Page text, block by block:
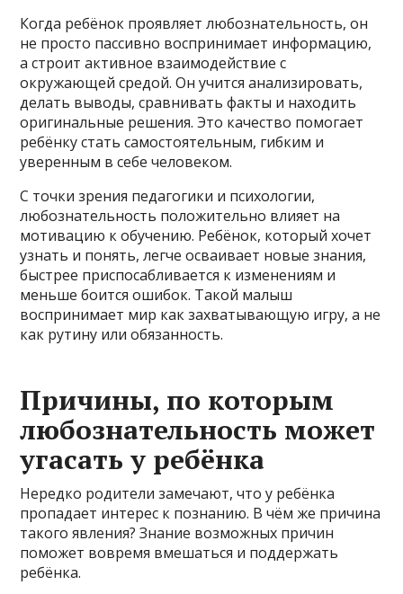
Когда ребёнок проявляет любознательность, он
не просто пассивно воспринимает информацию,
а строит активное взаимодействие с
окружающей средой. Он учится анализировать,
делать выводы, сравнивать факты и находить
оригинальные решения. Это качество помогает
ребёнку стать самостоятельным, гибким и
уверенным в себе человеком.
С точки зрения педагогики и психологии,
любознательность положительно влияет на
мотивацию к обучению. Ребёнок, который хочет
узнать и понять, легче осваивает новые знания,
быстрее приспосабливается к изменениям и
меньше боится ошибок. Такой малыш
воспринимает мир как захватывающую игру, а не
как рутину или обязанность.
Причины, по которым
любознательность может
угасать у ребёнка
Нередко родители замечают, что у ребёнка
пропадает интерес к познанию. В чём же причина
такого явления? Знание возможных причин
поможет вовремя вмешаться и поддержать
ребёнка.